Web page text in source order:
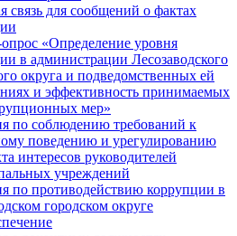
связь для сообщений о фактах
«Определение уровня
в администрации Лесозаводского
округа и подведомственных ей
и эффективность принимаемых
мер»
по соблюдению требований к
поведению и урегулированию
интересов руководителей
учреждений
по противодействию коррупции в
городском округе